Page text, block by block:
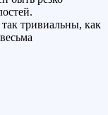
тривиальны, как